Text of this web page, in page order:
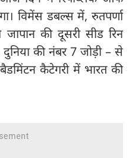
विमेंस डबल्स में, रुतपर्णा
जापान की दूसरी सीड रिन
दुनिया की नंबर 7 जोड़ी – से
कैटेगरी में भारत की